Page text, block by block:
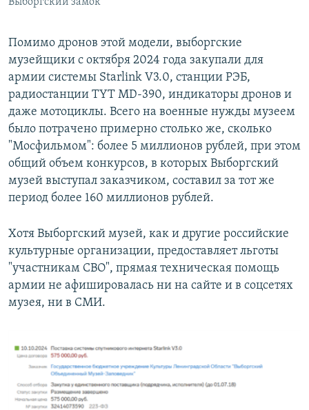
Выборгский замок
Помимо дронов этой модели, выборгские
музейщики с октября 2024 года закупали для
армии системы Starlink V3.0, станции РЭБ,
радиостанции TYT MD-390, индикаторы дронов и
даже мотоциклы. Всего на военные нужды музеем
было потрачено примерно столько же, сколько
"Мосфильмом": более 5 миллионов рублей, при этом
общий объем конкурсов, в которых Выборгский
музей выступал заказчиком, составил за тот же
период более 160 миллионов рублей.
Хотя Выборгский музей, как и другие российские
культурные организации, предоставляет льготы
"участникам СВО", прямая техническая помощь
армии не афишировалась ни на сайте и в соцсетях
музея, ни в СМИ.